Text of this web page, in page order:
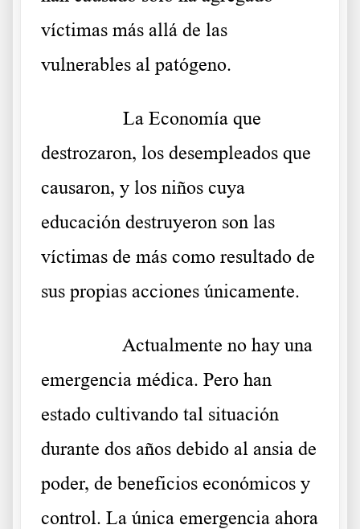
víctimas más allá de las
vulnerables al patógeno.
La Economía que
destrozaron, los desempleados que
causaron, y los niños cuya
educación destruyeron son las
víctimas de más como resultado de
sus propias acciones únicamente.
Actualmente no hay una
emergencia médica. Pero han
estado cultivando tal situación
durante dos años debido al ansia de
poder, de beneficios económicos y
control. La única emergencia ahora